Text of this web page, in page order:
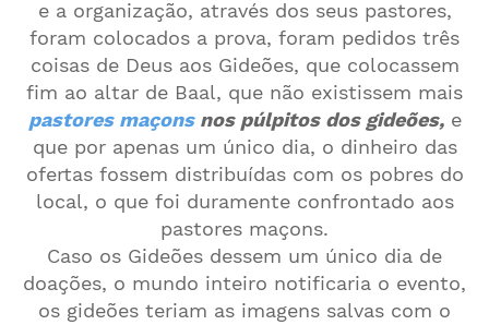
e a organização, através dos seus pastores,
foram colocados a prova, foram pedidos três
coisas de Deus aos Gideões, que colocassem
fim ao altar de Baal, que não existissem mais
pastores maçonsnos púlpitos dos gideões, e
que por apenas um único dia, o dinheiro das
ofertas fossem distribuídas com os pobres do
local, o que foi duramente confrontado aos
pastores maçons.
Caso os Gideões dessem um único dia de
doações, o mundo inteiro notificaria o evento,
os gideões teriam as imagens salvas com o